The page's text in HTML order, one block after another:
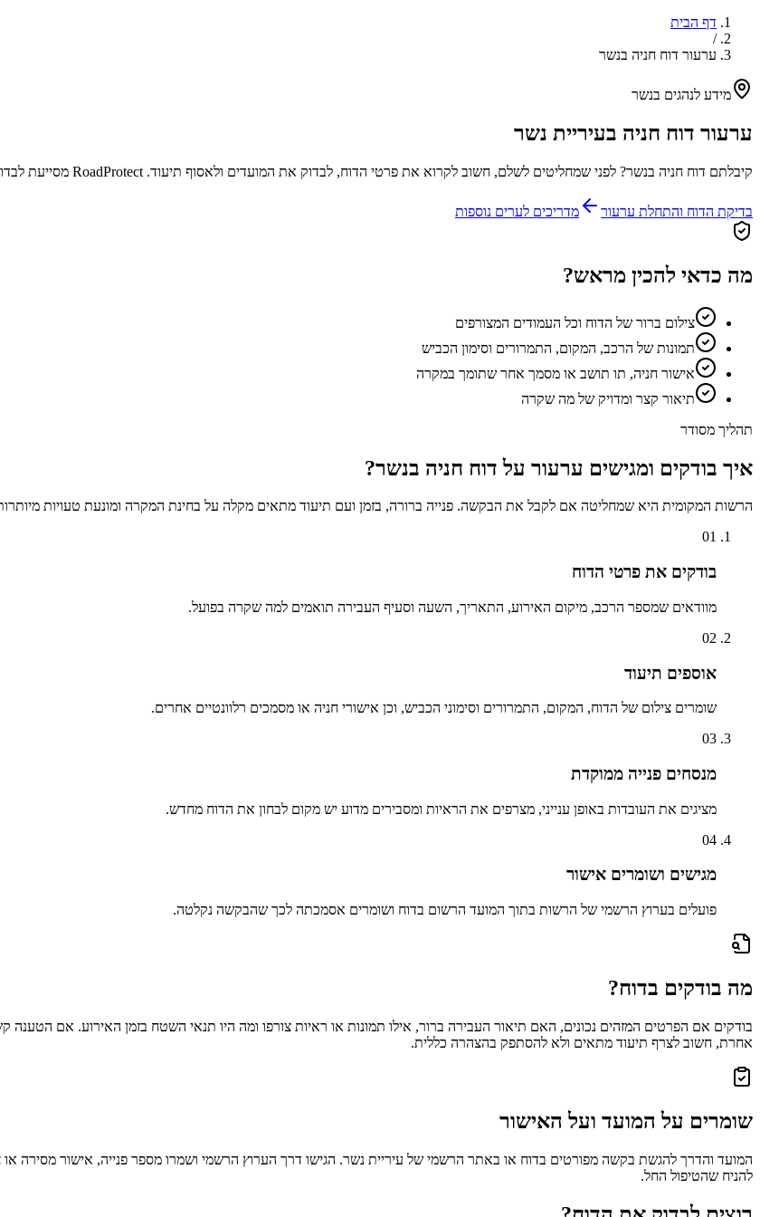
דף הבית
/
ערעור דוח חניה בנשר
מידע לנהגים בנשר
ערעור דוח חניה בעיריית נשר
קיבלתם דוח חניה בנשר? לפני שמחליטים לשלם, חשוב לקרוא את פרטי הדוח, לבדוק את המועדים ולאסוף תיעוד. RoadProtect מסייעת לבדוק את המקרה ולהכין פנייה מסודרת לרשות.
בדיקת הדוח והתחלת ערעור מדריכים לערים נוספות
מה כדאי להכין מראש?
צילום ברור של הדוח וכל העמודים המצורפים
תמונות של הרכב, המקום, התמרורים וסימון הכביש
אישור חניה, תו תושב או מסמך אחר שתומך במקרה
תיאור קצר ומדויק של מה שקרה
תהליך מסודר
איך בודקים ומגישים ערעור על דוח חניה בנשר?
הרשות המקומית היא שמחליטה אם לקבל את הבקשה. פנייה ברורה, בזמן ועם תיעוד מתאים מקלה על בחינת המקרה ומונעת טעויות
01
בודקים את פרטי הדוח
מוודאים שמספר הרכב, מיקום האירוע, התאריך, השעה וסעיף העבירה תואמים למה שקרה בפועל.
02
אוספים תיעוד
שומרים צילום של הדוח, המקום, התמרורים וסימוני הכביש, וכן אישורי חניה או מסמכים רלוונטיים אחרים.
03
מנסחים פנייה ממוקדת
מציגים את העובדות באופן ענייני, מצרפים את הראיות ומסבירים מדוע יש מקום לבחון את הדוח מחדש.
04
מגישים ושומרים אישור
פועלים בערוץ הרשמי של הרשות בתוך המועד הרשום בדוח ושומרים אסמכתה לכך שהבקשה נקלטה.
מה בודקים בדוח?
בודקים אם הפרטים המזהים נכונים, האם תיאור העבירה ברור, אילו תמונות או ראיות צורפו ומה היו תנאי השטח בזמן האירוע. אם הטענה
אחרת, חשוב לצרף תיעוד מתאים ולא להסתפק בהצהרה כללית.
שומרים על המועד ועל האישור
המועד והדרך להגשת בקשה מפורטים בדוח או באתר הרשמי של עיריית נשר. הגישו דרך הערוץ הרשמי ושמרו מספר פנייה, אישור
להניח שהטיפול החל.